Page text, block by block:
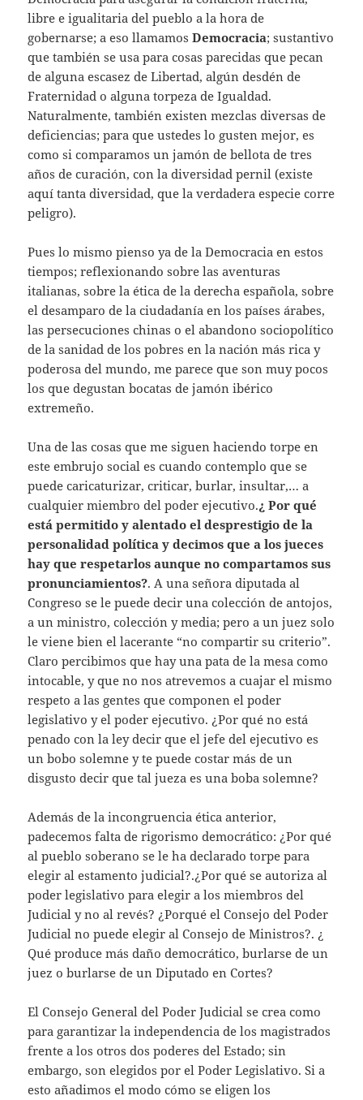
libre e igualitaria del pueblo a la hora de
gobernarse; a eso llamamosDemocracia; sustantivo
que también se usa para cosas parecidas que pecan
de alguna escasez de Libertad, algún desdén de
Fraternidad o alguna torpeza de Igualdad.
Naturalmente, también existen mezclas diversas de
deficiencias; para que ustedes lo gusten mejor, es
como si comparamos un jamón de bellota de tres
años de curación, con la diversidad pernil (existe
aquí tanta diversidad, que la verdadera especie corre
peligro).
Pues lo mismo pienso ya de la Democracia en estos
tiempos; reflexionando sobre las aventuras
italianas, sobre la ética de la derecha española, sobre
el desamparo de la ciudadanía en los países árabes,
las persecuciones chinas o el abandono sociopolítico
de la sanidad de los pobres en la nación más rica y
poderosa del mundo, me parece que son muy pocos
los que degustan bocatas de jamón ibérico
extremeño.
Una de las cosas que me siguen haciendo torpe en
este embrujo social es cuando contemplo que se
puede caricaturizar, criticar, burlar, insultar,… a
cualquier miembro del poder ejecutivo.¿ Por qué
está permitido y alentado el desprestigio de la
personalidad política y decimos que a los jueces
hay que respetarlos aunque no compartamos sus
pronunciamientos?. A una señora diputada al
Congreso se le puede decir una colección de antojos,
a un ministro, colección y media; pero a un juez solo
le viene bien el lacerante “no compartir su criterio”.
Claro percibimos que hay una pata de la mesa como
intocable, y que no nos atrevemos a cuajar el mismo
respeto a las gentes que componen el poder
legislativo y el poder ejecutivo. ¿Por qué no está
penado con la ley decir que el jefe del ejecutivo es
un bobo solemne y te puede costar más de un
disgusto decir que tal jueza es una boba solemne?
Además de la incongruencia ética anterior,
padecemos falta de rigorismo democrático: ¿Por qué
al pueblo soberano se le ha declarado torpe para
elegir al estamento judicial?.¿Por qué se autoriza al
poder legislativo para elegir a los miembros del
Judicial y no al revés? ¿Porqué el Consejo del Poder
Judicial no puede elegir al Consejo de Ministros?. ¿
Qué produce más daño democrático, burlarse de un
juez o burlarse de un Diputado en Cortes?
El Consejo General del Poder Judicial se crea como
para garantizar la independencia de los magistrados
frente a los otros dos poderes del Estado; sin
embargo, son elegidos por el Poder Legislativo. Si a
esto añadimos el modo cómo se eligen los